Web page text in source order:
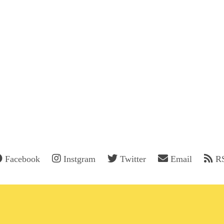
Facebook Instgram Twitter Email